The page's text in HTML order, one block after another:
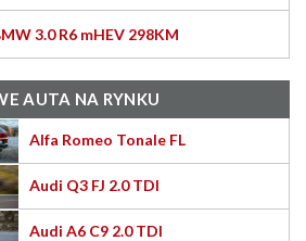
3.0 R6 mHEV 298KM
AUTA NA RYNKU
Alfa Romeo Tonale FL
Audi Q3 FJ 2.0 TDI
Audi A6 C9 2.0 TDI